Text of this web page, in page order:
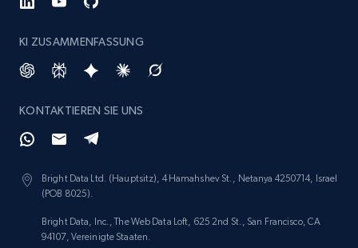
Reviews count shop, Reviews count item, Initial
1.9K+ 323+
Amazon products search
Asin, URL, Name, Sponsored, Initial price, Final
price, Currency, Sold, and more.
1.6K+ 181+
KI ZUSAMMENFASSUNG
KONTAKTIEREN SIE UNS
Bright Data Ltd. (Hauptsitz), 4 Hamahshev St., Netanya 4250714, Israel
(POB 8025).
Bright Data, Inc., The Web Data Loft, 625 2nd St., San Francisco, CA
94107, Vereinigte Staaten.